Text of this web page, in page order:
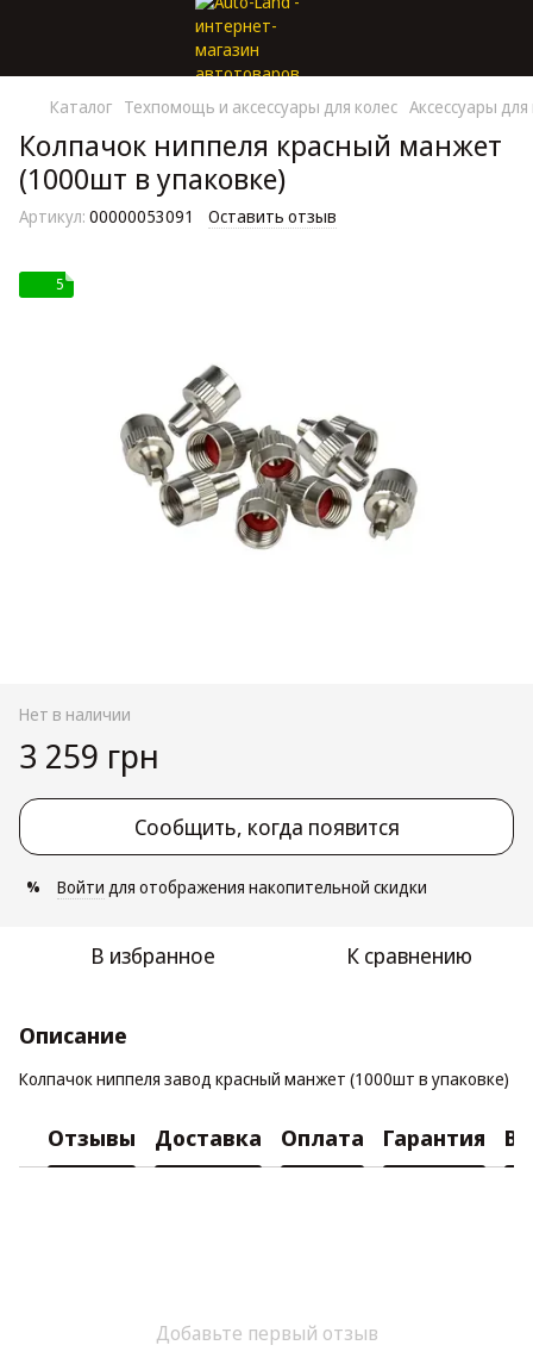
Каталог Техпомощь и аксессуары для колес Аксессуары для
Колпачок ниппеля красный манжет
(1000шт в упаковке)
Артикул: 00000053091 Оставить отзыв
5
Нет в наличии
3 259 грн
Сообщить, когда появится
% Войти для отображения накопительной скидки
В избранное К сравнению
Описание
Колпачок ниппеля завод красный манжет (1000шт в упаковке)
Отзывы Доставка Оплата Гарантия
Добавьте первый отзыв